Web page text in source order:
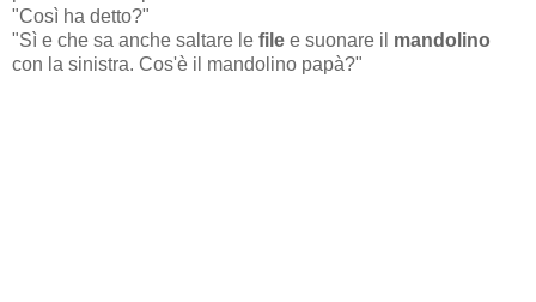
"Così ha detto?"
"Sì e che sa anche saltare le file e suonare il mandolino
con la sinistra. Cos'è il mandolino papà?"